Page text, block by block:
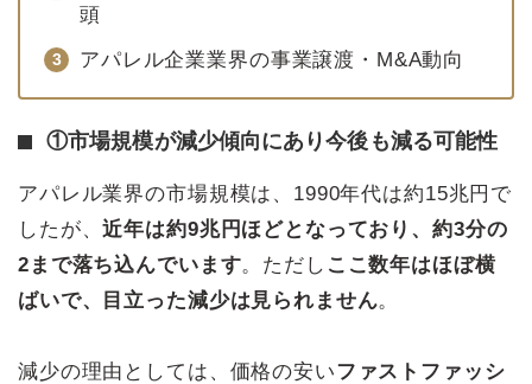
頭
アパレル企業業界の事業譲渡・M&A動向
①市場規模が減少傾向にあり今後も減る可能性
アパレル業界の市場規模は、1990年代は約15兆円で
したが、近年は約9兆円ほどとなっており、約3分の
2まで落ち込んでいます。ただし ここ数年はほぼ横
ばいで、目立った減少は見られません。
減少の理由としては、価格の安いファストファッシ